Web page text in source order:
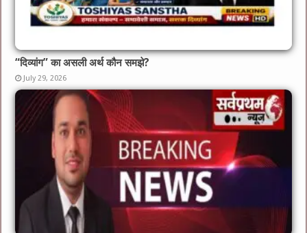
“दिव्यांग” का असली अर्थ कौन समझे?
July 29, 2026